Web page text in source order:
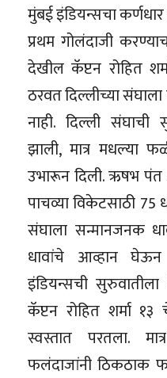
मुंबई इंडियन्सचा
प्रथम गोलंदाजी
देखील कॅप्टन रोहित
ठरवत दिल्लीच्या
नाही. दिल्ली
झाली, मात्र मधल्या
उभारून दिली. ऋषभ पंत
पाचव्या विकेटसाठी 75
संघाला सन्मानजनक
धावांचे आव्हान घेऊन
इंडियन्सची
कॅप्टन रोहित शर्मा
स्वस्तात परतला.
फलंदाजांनी ठिकठाक